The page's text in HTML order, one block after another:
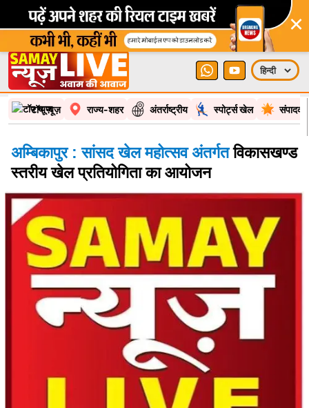
×
टॉप न्यूज़ राज्य-शहर अंतर्राष्ट्रीय स्पोर्ट्स खेल
अम्बिकापुर : सांसद खेल महोत्सव अंतर्गतविकासखण्ड
स्तरीय खेल प्रतियोगिता का आयोजन